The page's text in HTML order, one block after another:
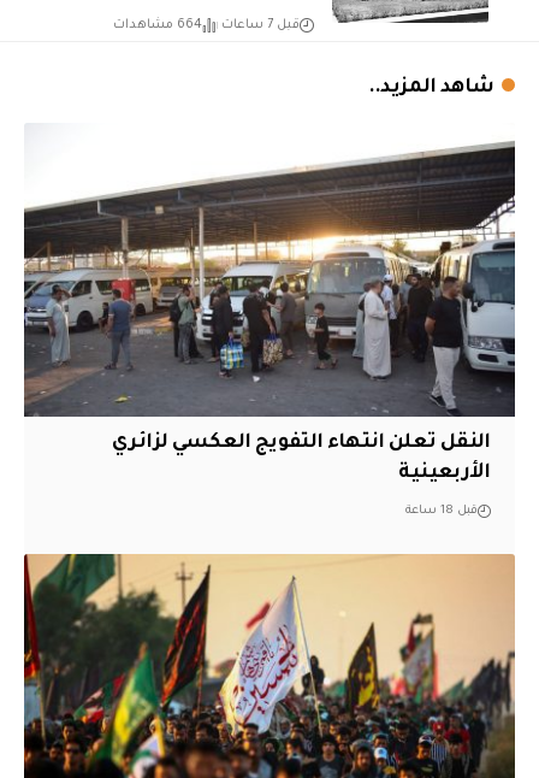
قبل 7 ساعات 664 مشاهدات
شاهد المزيد..
النقل تعلن انتهاء التفويج العكسي لزائري
الأربعينية
قبل 18 ساعة